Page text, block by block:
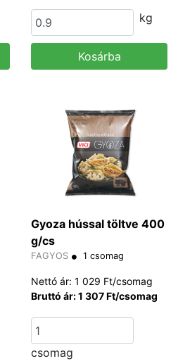
kg
Kosárba
Gyoza hússal töltve 400
g/cs
FAGYOS 1 csomag
Nettó ár: 1 029 Ft/csomag
Bruttó ár: 1 307 Ft/csomag
csomag